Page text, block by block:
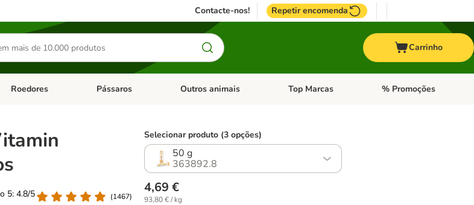
Contacte-nos! Repetir encomenda
Carrinho
Vet.
Abrir menu de categoria: Antiparasitários
Roedores Abrir menu de categoria: Roedores
Pássaros Abrir menu de categoria: Pássaros
Outros animais Abrir menu de categoria: Outros animais
Top Marcas Abrir menu de categoria:
% Promoções
5: 4.8/5
(1467)
Selecionar produto (3 opções)
50 g
363892.8
4,69 €
93,80 € / kg